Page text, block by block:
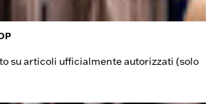
su articoli ufficialmente autorizzati (solo